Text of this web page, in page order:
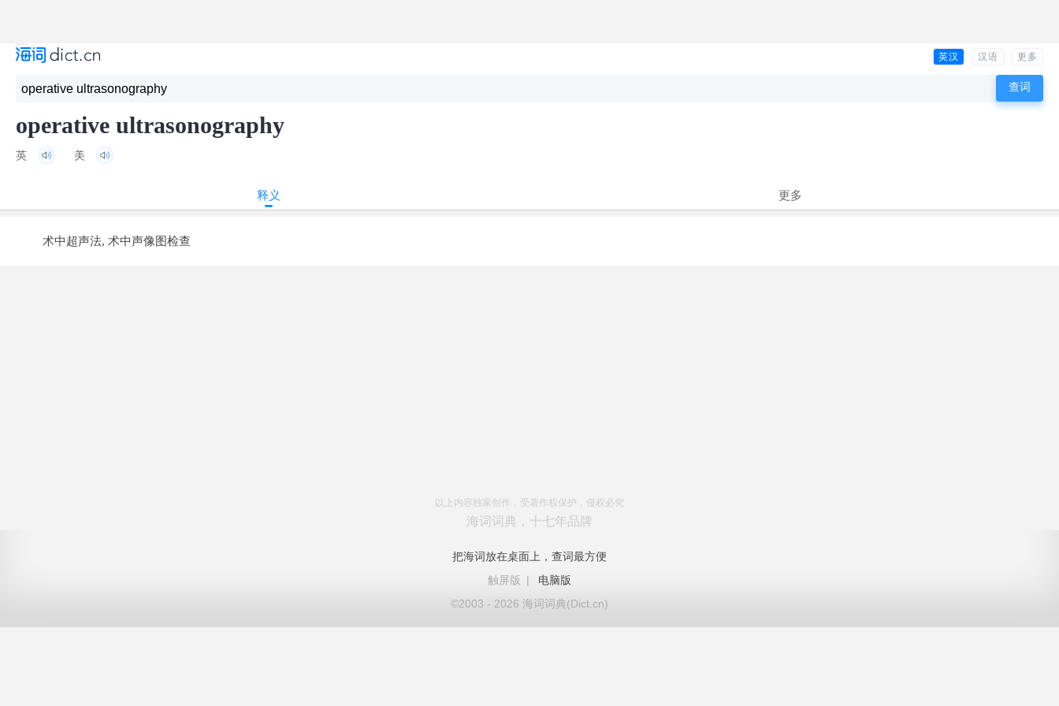
英汉 汉语 更多
operative ultrasonography
英 美
释义 更多
术中超声法, 术中声像图检查
以上内容独家创作，受著作权保护，侵权必究
海词词典，十七年品牌
把海词放在桌面上，查词最方便
触屏版
|
电脑版
©2003 - 2026 海词词典(Dict.cn)